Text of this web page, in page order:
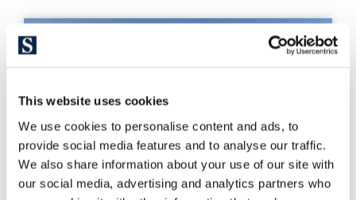
This website uses cookies
We use cookies to personalise content and ads, to
provide social media features and to analyse our traffic.
We also share information about your use of our site with
our social media, advertising and analytics partners who